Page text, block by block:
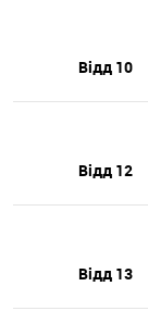
Відд 10
Відд 12
Відд 13